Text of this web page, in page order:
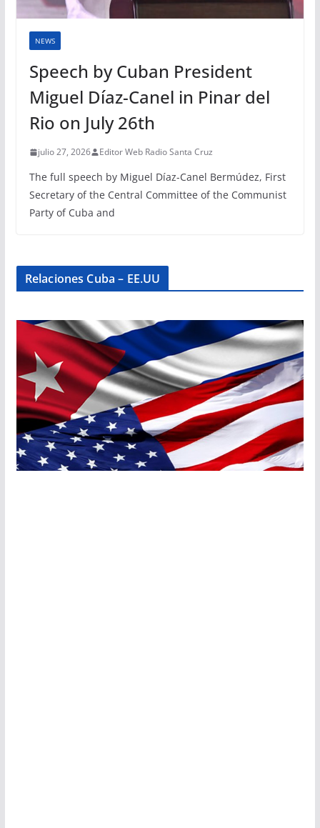
NEWS
Speech by Cuban President
Miguel Díaz-Canel in Pinar del
Rio on July 26th
julio 27, 2026 Editor Web Radio Santa Cruz
The full speech by Miguel Díaz-Canel Bermúdez, First
Secretary of the Central Committee of the Communist
Party of Cuba and
Relaciones Cuba – EE.UU